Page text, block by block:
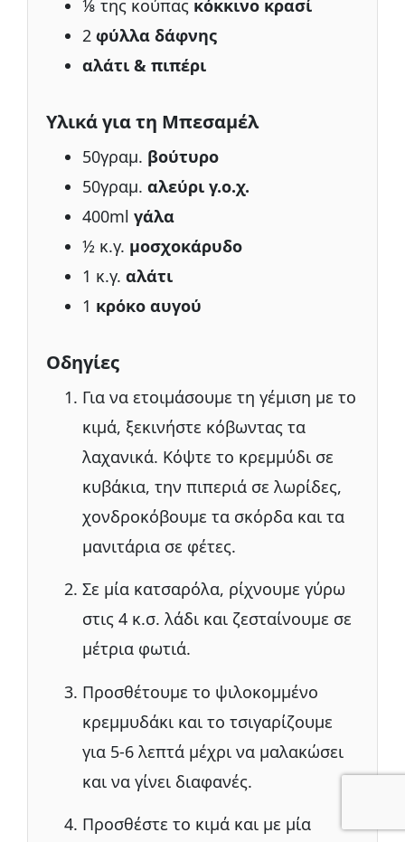
⅛ της κούπας κόκκινο κρασί
2 φύλλα δάφνης
αλάτι & πιπέρι
Υλικά για τη Μπεσαμέλ
50γραμ. βούτυρο
50γραμ. αλεύρι γ.ο.χ.
400ml γάλα
½ κ.γ. μοσχοκάρυδο
1 κ.γ. αλάτι
1 κρόκο αυγού
Οδηγίες
Για να ετοιμάσουμε τη γέμιση με το
κιμά, ξεκινήστε κόβωντας τα
λαχανικά. Κόψτε το κρεμμύδι σε
κυβάκια, την πιπεριά σε λωρίδες,
χονδροκόβουμε τα σκόρδα και τα
μανιτάρια σε φέτες.
Σε μία κατσαρόλα, ρίχνουμε γύρω
στις 4 κ.σ. λάδι και ζεσταίνουμε σε
μέτρια φωτιά.
Προσθέτουμε το ψιλοκομμένο
κρεμμυδάκι και το τσιγαρίζουμε
για 5-6 λεπτά μέχρι να μαλακώσει
και να γίνει διαφανές.
Προσθέστε το κιμά και με μία